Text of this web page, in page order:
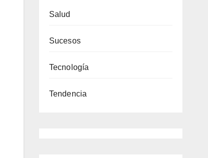
Salud
Sucesos
Tecnología
Tendencia